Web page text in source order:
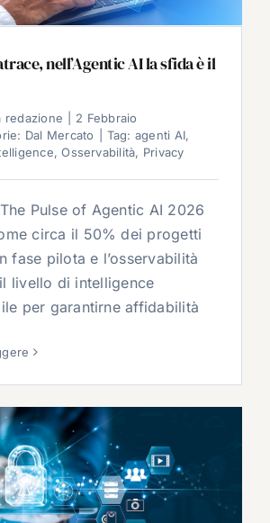
nell’Agentic AI la sfida è il
redazione
2 Febbraio
Dal Mercato Tag: agenti AI,
,Osservabilità, Privacy
Pulse of Agentic AI 2026
circa il 50% dei progetti
fase pilota e l’osservabilità
livello di intelligence
per garantirne affidabilità